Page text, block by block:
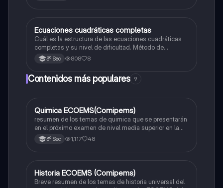
Matemáticas
Ecuaciones cuadráticas completas
Cuál es la estructura de las ecuaciones cuadráticas
completas y su nivel de dificultad. Método de
solucion
3º Sec 808 8
Contenidos más populares 9
Química
Quimica ECOEMS(Comipems)
resumen de los temas de quimica que se presentarán
en el próximo examen de nivel media superior en la
zona metropolitana de el valle de México
3º Sec 1,117 48
Historia
Historia ECOEMS (Comipems)
Breve resumen de los temas de historia universal del